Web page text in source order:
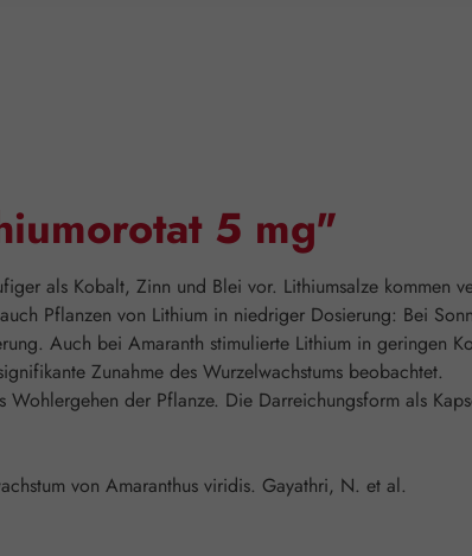
5 mg"
als Kobalt, Zinn und Blei vor. Lithiumsalze kommen
Pflanzen von Lithium in niedriger Dosierung: Bei
Auch bei Amaranth stimulierte Lithium in geringen
Zunahme des Wurzelwachstums beobachtet.
der Pflanze. Die Darreichungsform als
von Amaranthus viridis. Gayathri, N. et al.